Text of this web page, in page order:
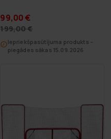
99,00 €
199,00 €
Iepriekšpasūtījuma produkts –
piegādes sākas 15.09.2026